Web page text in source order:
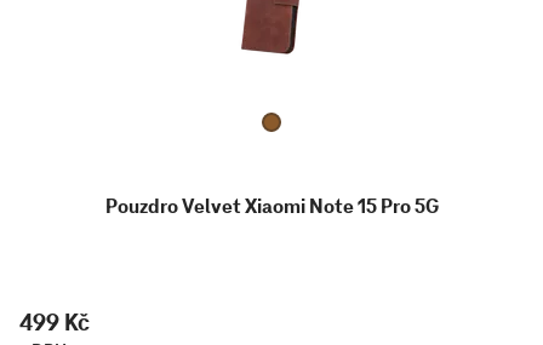
Pouzdro Velvet Xiaomi Note 15 Pro 5G
499 Kč